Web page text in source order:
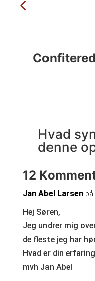
Hvad
denne
12
Jan Abel Larsen på
Hej Søren,
Jeg undrer mig
de fleste jeg har
Hvad er din
mvh Jan Abel